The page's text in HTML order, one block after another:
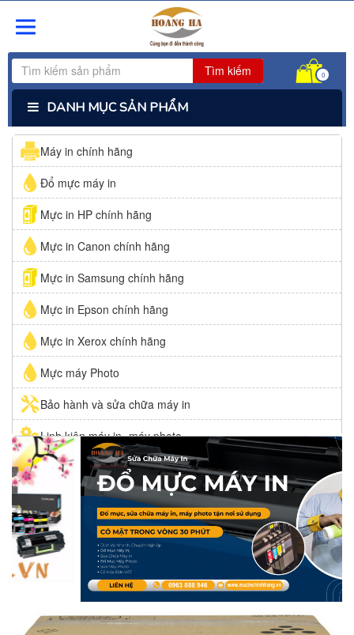
Tìm kiếm 0
DANH MỤC SẢN PHẨM
Máy in chính hãng
Đổ mực máy in
Mực in HP chính hãng
Mực in Canon chính hãng
Mực in Samsung chính hãng
Mực in Epson chính hãng
Mực in Xerox chính hãng
Mực máy Photo
Bảo hành và sửa chữa máy in
Linh kiện máy in- máy photo
Mực in giá rẻ VINAINK